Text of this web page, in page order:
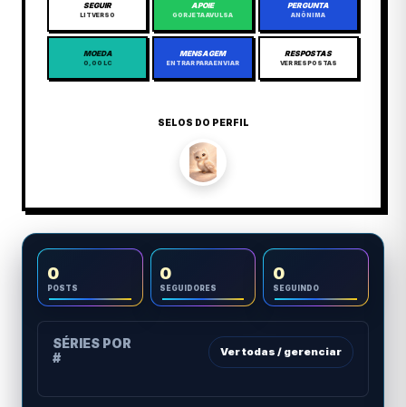
SEGUIR
LITVERSO
APOIE
GORJETA AVULSA
PERGUNTA
ANÔNIMA
MOEDA
0,00 LC
MENSAGEM
ENTRAR PARA ENVIAR
RESPOSTAS
VER RESPOSTAS
SELOS DO PERFIL
0
POSTS
0
SEGUIDORES
0
SEGUINDO
SÉRIES POR
#
Ver todas / gerenciar